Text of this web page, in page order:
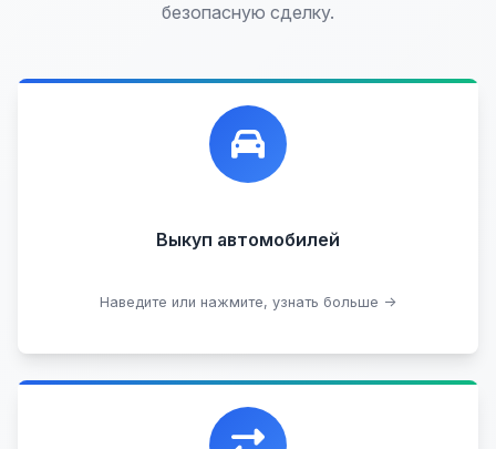
безопасную сделку.
Выкуп автомобилей
Наведите или нажмите, узнать больше →
Лучшие предложения по выкупу автомобилей,
любых:
Проблемные
Кредитные
В залоге
Узнать стоимость
Уникальная возможность обменять ваш
автомобиль с доплатой, подобрав вам